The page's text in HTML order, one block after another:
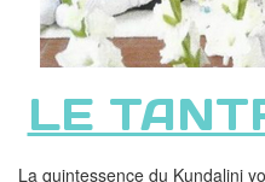
LE
La quintessence du Kundalini